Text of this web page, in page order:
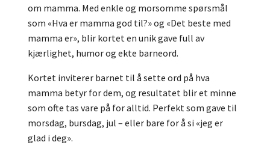
om mamma. Med enkle og morsomme spørsmål
som «Hva er mamma god til?» og «Det beste med
mamma er», blir kortet en unik gave full av
kjærlighet, humor og ekte barneord.
Kortet inviterer barnet til å sette ord på hva
mamma betyr for dem, og resultatet blir et minne
som ofte tas vare på for alltid. Perfekt som gave til
morsdag, bursdag, jul – eller bare for å si «jeg er
glad i deg».